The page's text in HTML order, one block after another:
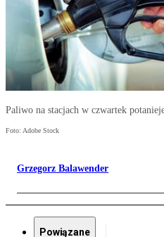
Paliwo na stacjach w czwartek
Foto: Adobe Stock
Grzegorz Balawender
Powiązane